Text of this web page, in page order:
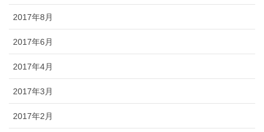
2017年8月
2017年6月
2017年4月
2017年3月
2017年2月